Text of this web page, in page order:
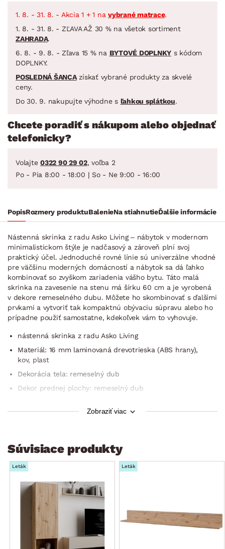
1. 8. - 31. 8. - Akcia 1 + 1 na vybrané matrace.
1. 8. - 31. 8. - ZĽAVA AŽ 30 % na všetok sortiment
ZAHRADA.
6. 8. - 9. 8. - Zľava 15 % na BYTOVÉ DOPLNKY s kódom
DOPLNKY.
POSLEDNÁ ŠANCAzískať vybrané produkty za skvelé
ceny.
Do 30. 9. nakupujte výhodne s ľahkou splátkou.
Chcete poradiť s nákupom alebo objednať
telefonicky?
Volajte 0322 90 29 02, voľba 2
Po - Pia 8:00 - 18:00 | So - Ne 9:00 - 16:00
PopisRozmery produktuBalenieNa stiahnutieĎalšie informácie
Nástenná skrinka z radu Asko Living – nábytok v modernom
minimalistickom štýle je nadčasový a zároveň plní svoj
praktický účel. Jednoduché rovné línie sú univerzálne vhodné
pre väčšinu moderných domácností a nábytok sa dá ľahko
kombinovať so zvyškom zariadenia vášho bytu. Táto malá
skrinka na zavesenie na stenu má šírku 60 cm a je vyrobená
v dekore remeselného dubu. Môžete ho skombinovať s ďalšími
prvkami a vytvoriť tak kompaktnú obývaciu súpravu alebo ho
prípadne použiť samostatne, kdekoľvek vám to vyhovuje.
nástenná skrinka z radu Asko Living
Materiál: 16 mm laminovaná drevotrieska (ABS hrany),
kov, plast
Dekorácia tela: remeselný dub
Dekor prednej plochy: remeselný dub
Na montáž na stenu (zadné 2-bodové zavesenie)
Šírka: 60 cm
1× krídlové dvere (otvorený úložný priestor)
Odporúčaná nosnosť do 15 kg
Český výrobok
Dodávané v demontáži
Zobraziť viac
Súvisiace produkty
Leták Leták